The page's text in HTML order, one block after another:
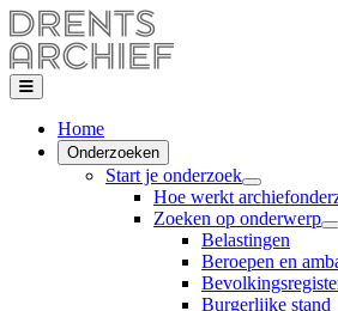
Home
Onderzoeken
Start je onderzoek
Hoe werkt
Zoeken op onderwerp
Belastingen
Beroepen en
Burgerlijke stand